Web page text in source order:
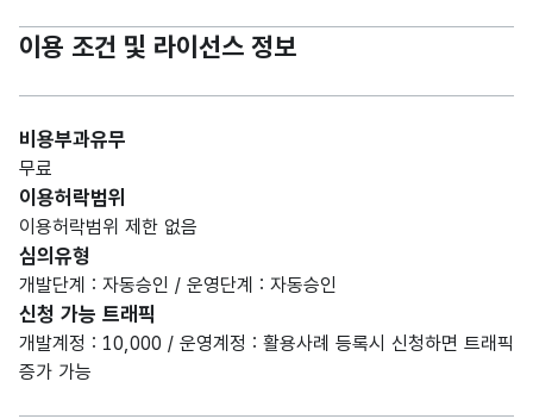
이용 조건 및 라이선스 정보
비용부과유무
무료
이용허락범위
이용허락범위 제한 없음
심의유형
개발단계 : 자동승인 / 운영단계 : 자동승인
신청 가능 트래픽
개발계정 : 10,000 / 운영계정 : 활용사례 등록시 신청하면 트래픽
증가 가능